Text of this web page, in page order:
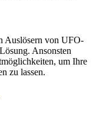
Auslösern von UFO-
Ansonsten
um Ihre
zu lassen.